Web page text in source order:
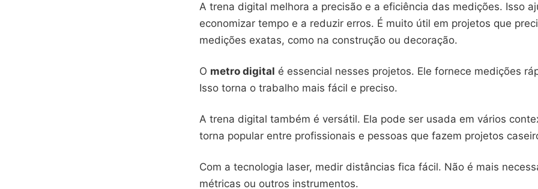
A trena digital melhora a precisão e a eficiência das medições. Isso
economizar tempo e a reduzir erros. É muito útil em projetos que
medições exatas, como na construção ou decoração.
O metro digital é essencial nesses projetos. Ele fornece medições
Isso torna o trabalho mais fácil e preciso.
A trena digital também é versátil. Ela pode ser usada em vários
torna popular entre profissionais e pessoas que fazem projetos
Com a tecnologia laser, medir distâncias fica fácil. Não é mais
métricas ou outros instrumentos.